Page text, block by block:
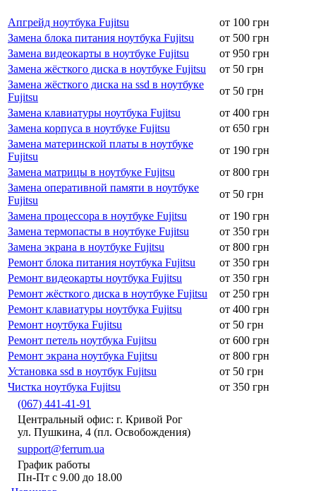
Апгрейд ноутбука Fujitsu
от 100 грн
Замена блока питания ноутбука Fujitsu
от 500 грн
Замена видеокарты в ноутбуке Fujitsu
от 950 грн
Замена жёсткого диска в ноутбуке Fujitsu
от 50 грн
Замена жёсткого диска на ssd в ноутбуке
Fujitsu
от 50 грн
Замена клавиатуры ноутбука Fujitsu
от 400 грн
Замена корпуса в ноутбуке Fujitsu
от 650 грн
Замена материнской платы в ноутбуке
Fujitsu
от 190 грн
Замена матрицы в ноутбуке Fujitsu
от 800 грн
Замена оперативной памяти в ноутбуке
Fujitsu
от 50 грн
Замена процессора в ноутбуке Fujitsu
от 190 грн
Замена термопасты в ноутбуке Fujitsu
от 350 грн
Замена экрана в ноутбуке Fujitsu
от 800 грн
Ремонт блока питания ноутбука Fujitsu
от 350 грн
Ремонт видеокарты ноутбука Fujitsu
от 350 грн
Ремонт жёсткого диска в ноутбуке Fujitsu
от 250 грн
Ремонт клавиатуры ноутбука Fujitsu
от 400 грн
Ремонт ноутбука Fujitsu
от 50 грн
Ремонт петель ноутбука Fujitsu
от 600 грн
Ремонт экрана ноутбука Fujitsu
от 800 грн
Установка ssd в ноутбук Fujitsu
от 50 грн
Чистка ноутбука Fujitsu
от 350 грн
(067) 441-41-91
Центральный офис: г. Кривой Рог
ул. Пушкина, 4 (пл. Освобождения)
support@ferrum.ua
График работы
Пн-Пт с 9.00 до 18.00